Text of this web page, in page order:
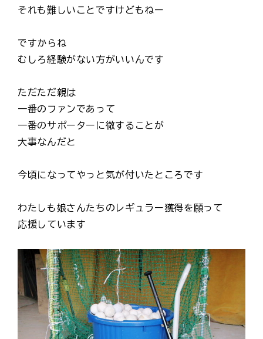
それも難しいことですけどもねー
ですからね
むしろ経験がない方がいいんです
ただただ親は
一番のファンであって
一番のサポーターに徹することが
大事なんだと
今頃になってやっと気が付いたところです
わたしも娘さんたちのレギュラー獲得を願って
応援しています